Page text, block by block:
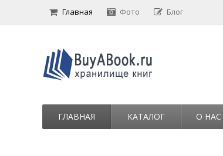
Главная Фото Блог
ГЛАВНАЯ КАТАЛОГ О НАС